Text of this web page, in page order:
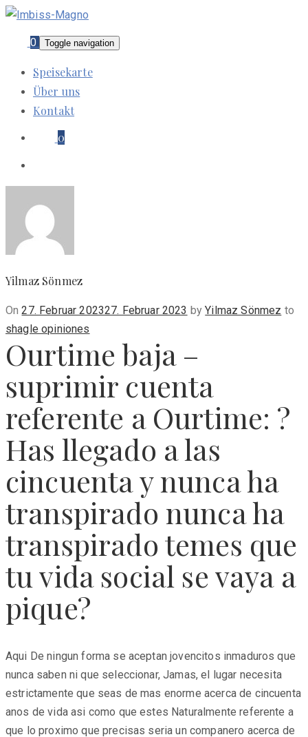
0 Toggle navigation
Speisekarte
Über uns
Kontakt
0
Yilmaz Sönmez
OnPosted
on
27. Februar 202327. Februar 2023 byYilmaz Sönmez to
shagle opiniones
Ourtime baja –
suprimir cuenta
referente a Ourtime: ?
Has llegado a las
cincuenta y nunca ha
transpirado nunca ha
transpirado temes que
tu vida social se vaya a
pique?
Aqui De ningun forma se aceptan jovencitos inmaduros que
nunca saben ni que seleccionar, Jamas, el lugar necesita
estrictamente que seas de mas enorme acerca de cincuenta
anos de vida asi­ como que estes Naturalmente referente a
que lo proximo que precisas seri­a un companero acerca de